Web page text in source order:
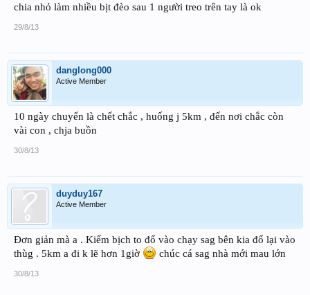
chia nhỏ làm nhiều bịt đèo sau 1 người treo trên tay là ok
29/8/13
danglong000
Active Member
10 ngày chuyển là chết chắc , huống j 5km , đến nơi chắc còn
vài con , chja buồn
30/8/13
duyduy167
Active Member
Đơn giản mà a . Kiếm bịch to đổ vào chạy sag bên kia đổ lại vào
thùg . 5km a đi k lẽ hơn 1giờ
chúc cá sag nhà mới mau lớn
30/8/13